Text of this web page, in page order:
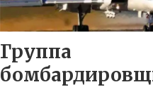
Группа